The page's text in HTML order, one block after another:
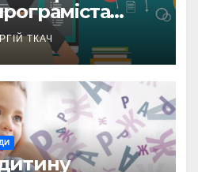
ТКАЧ